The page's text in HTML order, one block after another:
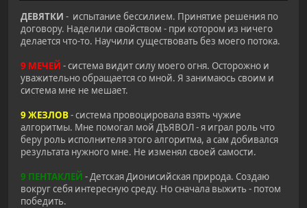
ДЕВЯТКИ - испытание бессилием. Принятие решения по
договору. Наделили свойством - при котором из ничего
делается что-то. Научили существовать без моего потока.
9 МЕЧЕЙ - система видит силу моего огня. Осторожно и
уважительно обращается со мной. Я занимаюсь своим и
система мне не мешает.
9 ЖЕЗЛОВ- система провоцировала взять чужие
алгоритмы. Мне помогал мой ДЪЯВОЛ - я играл роль что
беру роль исполнителя этого алгоритма, а сам добивался
результата нужного мне. Не изменял своей самости.
9 ПЕНТАКЛЕЙ - Детская Дионисийская природа. Создаю
вокруг себя интересную среду. Но сначала выжить - потом
победить.